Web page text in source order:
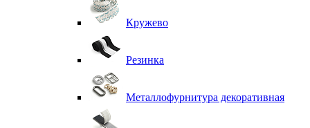
Кружево
Резинка
Металлофурнитура декоративная